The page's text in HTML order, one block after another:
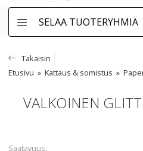
SELAA TUOTERYHMIÄ
Takaisin
Etusivu
Kattaus & somistus
VALKOINEN
Saatavuus